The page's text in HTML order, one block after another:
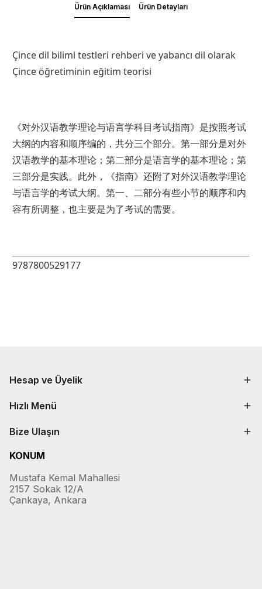
Ürün Açıklaması Ürün Detayları
Çince dil bilimi testleri rehberi ve yabancı dil olarak
Çince öğretiminin eğitim teorisi
《对外汉语教学理论与语言学科目考试指南》是按照考试
大纲的内容和顺序编的，共分三个部分。第一部分是对外
汉语教学的基本理论；第二部分是语言学的基本理论；第
三部分是实践。此外，《指南》还附了对外汉语教学理论
与语言学的考试大纲。第一、二部分有些小节的顺序和内
容有所调整，也主要是为了考试的需要。
9787800529177
Hesap ve Üyelik
Hızlı Menü
Bize Ulaşın
KONUM
Mustafa Kemal Mahallesi
2157 Sokak 12/A
Çankaya, Ankara